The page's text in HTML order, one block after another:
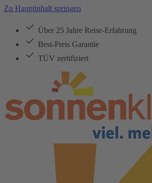
Zu Hauptinhalt springen
Über 25 Jahre Reise-Erfahrung
Best-Preis Garantie
TÜV zertifiziert